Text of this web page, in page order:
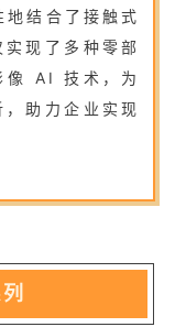
结合了接触式
现了多种零部
像 AI 技术，为
助力企业实现